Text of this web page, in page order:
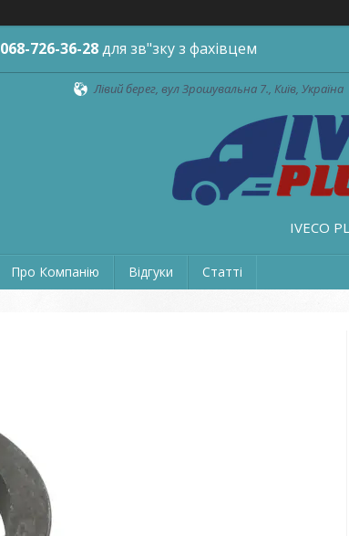
068-726-36-28для зв"зку з фахівцем
Лівий берег, вул Зрошувальна 7., Київ, Україна
IVECO
Про Компанію Відгуки Статті